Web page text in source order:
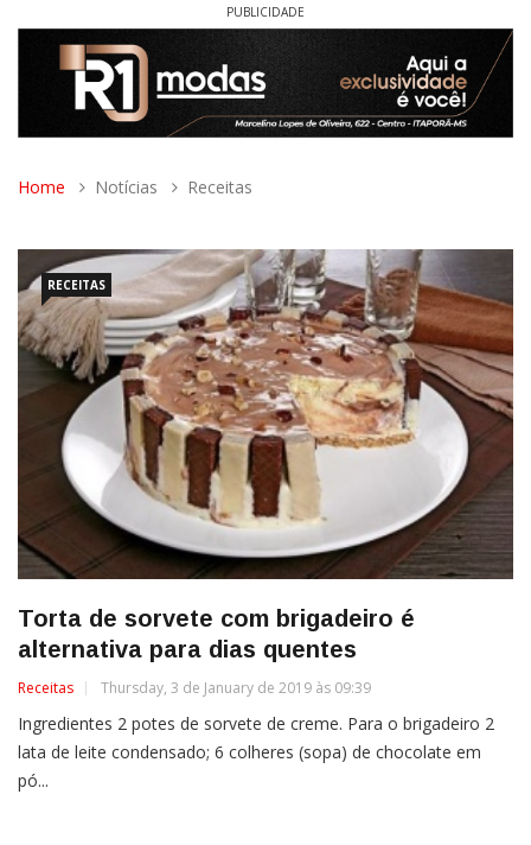
PUBLICIDADE
Home Notícias Receitas
RECEITAS
Torta de sorvete com brigadeiro é
alternativa para dias quentes
Receitas Thursday, 3 de January de 2019 às 09:39
Ingredientes 2 potes de sorvete de creme. Para o brigadeiro 2
lata de leite condensado; 6 colheres (sopa) de chocolate em
pó...